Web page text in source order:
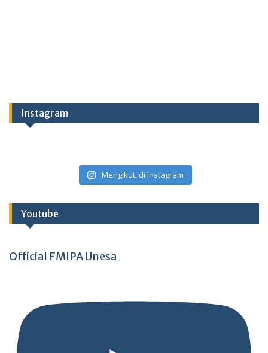
Instagram
Mengikuti di Instagram
Youtube
Official FMIPA Unesa